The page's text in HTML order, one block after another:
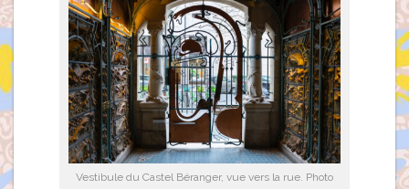
Vestibule du Castel Béranger, vue vers la rue. Photo